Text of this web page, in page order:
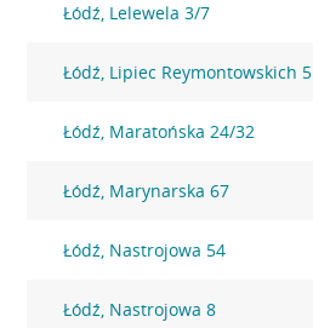
Łódź, Lelewela 3/7
Łódź, Lipiec Reymontowskich 5
Łódź, Maratońska 24/32
Łódź, Marynarska 67
Łódź, Nastrojowa 54
Łódź, Nastrojowa 8